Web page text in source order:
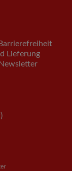
Lieferung
Newsletter